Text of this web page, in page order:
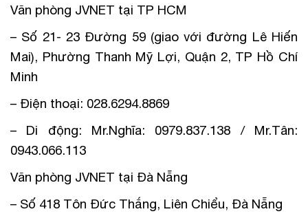
Văn phòng JVNET tại TP HCM
– Số 21- 23 Đường 59 (giao với đường Lê Hiến
Mai), Phường Thanh Mỹ Lợi, Quận 2, TP Hồ Chí
Minh
– Điện thoại: 028.6294.8869
– Di động: Mr.Nghĩa: 0979.837.138 / Mr.Tân:
0943.066.113
Văn phòng JVNET tại Đà Nẵng
– Số 418 Tôn Đức Thắng, Liên Chiểu, Đà Nẵng